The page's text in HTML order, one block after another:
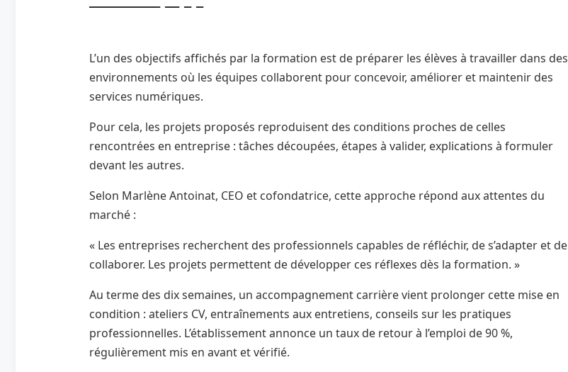
L’un des objectifs affichés par la formation est de préparer les élèves à travailler dans des
environnements où les équipes collaborent pour concevoir, améliorer et maintenir des
services numériques.
Pour cela, les projets proposés reproduisent des conditions proches de celles
rencontrées en entreprise : tâches découpées, étapes à valider, explications à formuler
devant les autres.
Selon Marlène Antoinat, CEO et cofondatrice, cette approche répond aux attentes du
marché :
« Les entreprises recherchent des professionnels capables de réfléchir, de s’adapter et de
collaborer. Les projets permettent de développer ces réflexes dès la formation. »
Au terme des dix semaines, un accompagnement carrière vient prolonger cette mise en
condition : ateliers CV, entraînements aux entretiens, conseils sur les pratiques
professionnelles. L’établissement annonce un taux de retour à l’emploi de 90 %,
régulièrement mis en avant et vérifié.